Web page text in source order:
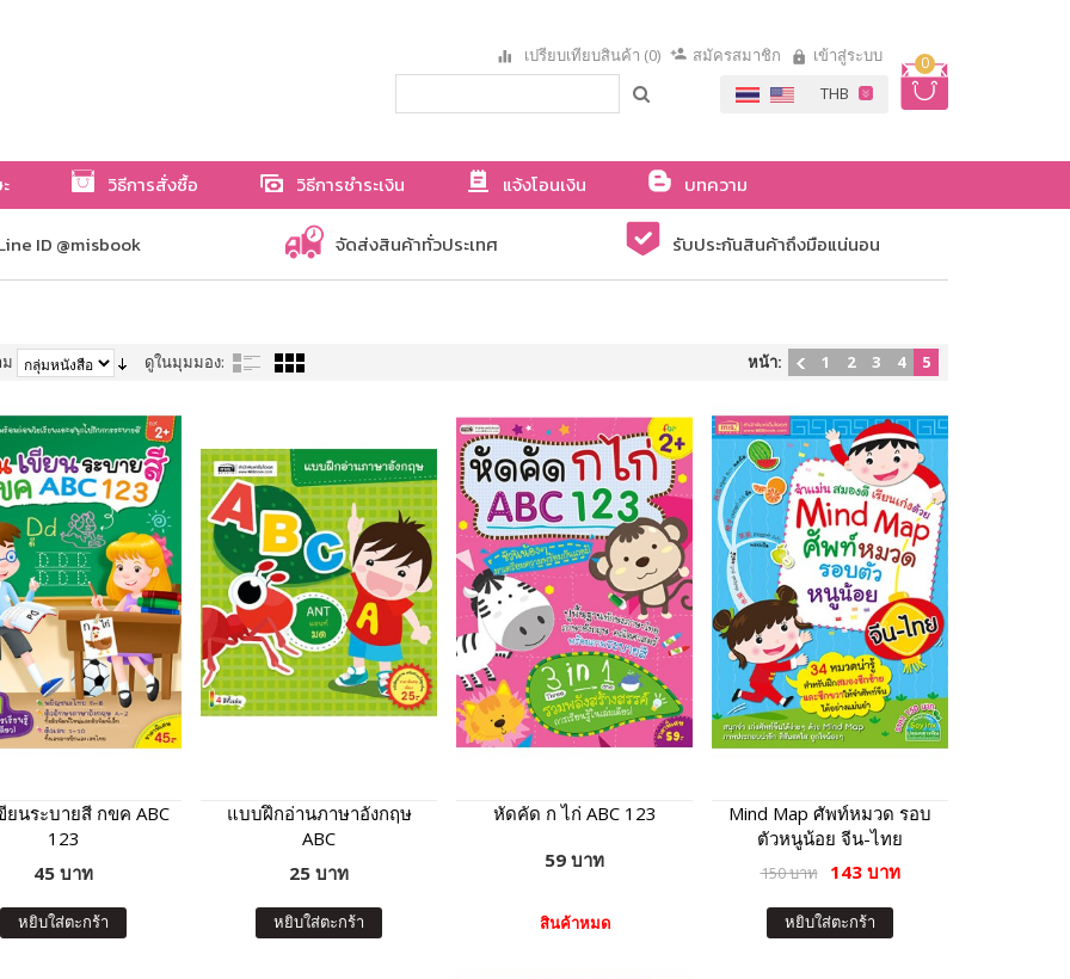
0
เปรียบเทียบสินค้า (0) สมัครสมาชิก เข้าสู่ระบบ
วิธีการสั่งซื้อ วิธีการชำระเงิน แจ้งโอนเงิน บทความ
ID @misbook จัดส่งสินค้าทั่วประเทศ รับประกันสินค้าถึงมือแน่นอน
ม ดูในมุมมอง: หน้า: 1 2 3 4 5
ยนระบายสี กขค ABC
123
45 บาท
หยิบใส่ตะกร้า
แบบฝึกอ่านภาษาอังกฤษ
ABC
25 บาท
หยิบใส่ตะกร้า
หัดคัด ก ไก่ ABC 123
59 บาท
สินค้าหมด
Mind Map ศัพท์หมวด รอบ
ตัวหนูน้อย จีน-ไทย
150 บาท 143 บาท
หยิบใส่ตะกร้า